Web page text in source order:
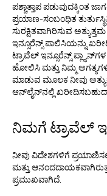
ಪಶ್ಚಾತ್ತಾಪ ಪಡುವುದಕ್ಕಿಂತ
ಪ್ರಯಾಣ-ಸಂಬಂಧಿತ
ಸುರಕ್ಷಿತವಾಗಿರಿಸುವ
ಇನ್ಸೂರೆನ್ಸ್ ಪಾಲಿಸಿಯನ್ನು
ಟ್ರಾವೆಲ್ ಇನ್ಸೂರೆನ್ಸ್
ಹೋಲಿಸಿ ಮತ್ತು ನಿಮ್ಮ
ಮಾಡುವ ಮೂಲಕ ನೀವು
ಆನ್‌ಲೈನ್‌ನಲ್ಲಿ
ನಿಮಗೆ ಟ್ರಾವೆಲ್
ನೀವು ವಿದೇಶಗಳಿಗೆ
ಮತ್ತು
ಪ್ರಮುಖವಾಗಿದೆ.